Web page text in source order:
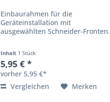
Einbaurahmen für die
Geräteinstallation mit
ausgewählten Schneider-Fronten.
Inhalt 1 Stück
5,95 € *
vorher 5,95 €*
Vergleichen
Merken